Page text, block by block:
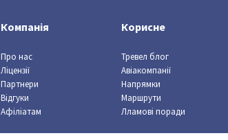
Компанія
Про нас
Ліцензії
Партнери
Відгуки
Афіліатам
Корисне
Тревел блог
Авіакомпанії
Напрямки
Маршрути
Лламові поради